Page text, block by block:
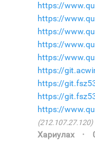
https://
https://
https://
https://
https://
https://
https://
https://
https://
(212.107.27.120)
Хариулах ·